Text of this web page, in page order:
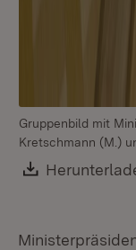
Gruppenbild mit
Kretschmann (M.)
Download: